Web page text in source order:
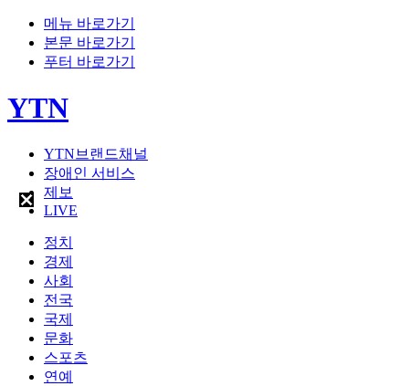
메뉴 바로가기
본문 바로가기
푸터 바로가기
YTN
YTN브랜드채널
장애인 서비스
제보
LIVE
정치
경제
사회
전국
국제
문화
스포츠
연예